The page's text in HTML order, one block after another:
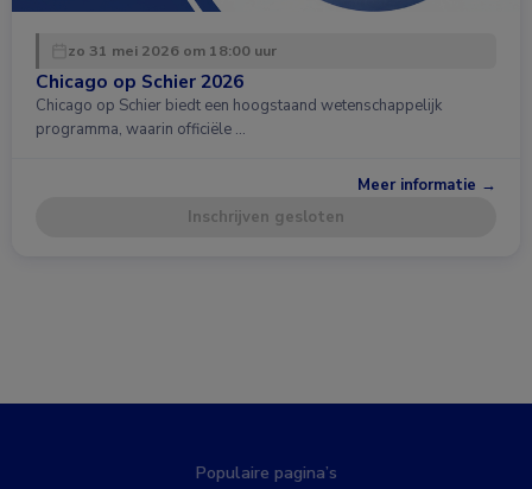
zo 31 mei 2026 om 18:00 uur
Chicago op Schier 2026
Chicago op Schier biedt een hoogstaand wetenschappelijk
programma, waarin officiële …
Meer informatie →
Inschrijven gesloten
Populaire pagina’s